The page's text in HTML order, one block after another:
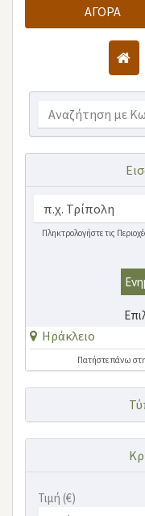
ΑΓΟΡΆ
Πληκτρολογήστε τις
Ηράκλειο
Πατήστε πάνω
Τιμή (€)